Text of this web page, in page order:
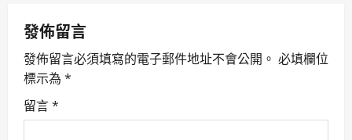
a
v
i
g
發佈留言
發佈留言必須填寫的電子郵件地址不會公開。 必填欄位
標示為 *
留言*